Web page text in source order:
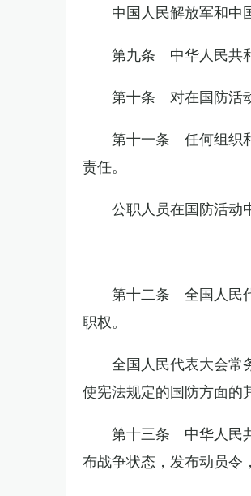
中国人民解放军和中
第九条 中华人民共
第十条 对在国防活
第十一条 任何组织
责任。
公职人员在国防活动
第十二条 全国人民
职权。
全国人民代表大会常
使宪法规定的国防方面的
第十三条 中华人民
布战争状态，发布动员令